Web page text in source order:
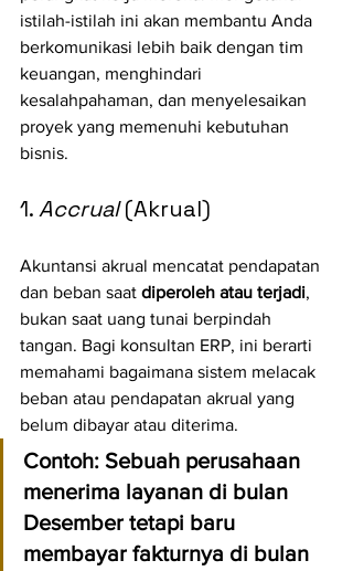
istilah-istilah ini akan membantu Anda
berkomunikasi lebih baik dengan tim
keuangan, menghindari
kesalahpahaman, dan menyelesaikan
proyek yang memenuhi kebutuhan
bisnis.
1. Accrual (Akrual)
Akuntansi akrual mencatat pendapatan
dan beban saat diperoleh atau terjadi,
bukan saat uang tunai berpindah
tangan. Bagi konsultan ERP, ini berarti
memahami bagaimana sistem melacak
beban atau pendapatan akrual yang
belum dibayar atau diterima.
Contoh: Sebuah perusahaan
menerima layanan di bulan
Desember tetapi baru
membayar fakturnya di bulan